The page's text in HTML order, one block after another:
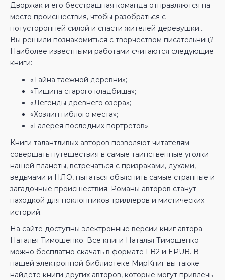
Дворжак и его бесстрашная команда отправляются на
место происшествия, чтобы разобраться с
потусторонней силой и спасти жителей деревушки…
Вы решили познакомиться с творчеством писательниц?
Наиболее известными работами считаются следующие
книги:
«Тайна таежной деревни»;
«Тишина старого кладбища»;
«Легенды древнего озера»;
«Хозяин гиблого места»;
«Галерея последних портретов».
Книги талантливых авторов позволяют читателям
совершать путешествия в самые таинственные уголки
нашей планеты, встречаться с призраками, духами,
ведьмами и НЛО, пытаться объяснить самые странные и
загадочные происшествия. Романы авторов станут
находкой для поклонников триллеров и мистических
историй.
На сайте доступны электронные версии книг автора
Наталья Тимошенко. Все книги Наталья Тимошенко
можно бесплатно скачать в формате FB2 и EPUB. В
нашей электронной библиотеке МирКниг вы также
найдете книги других авторов, которые могут привлечь